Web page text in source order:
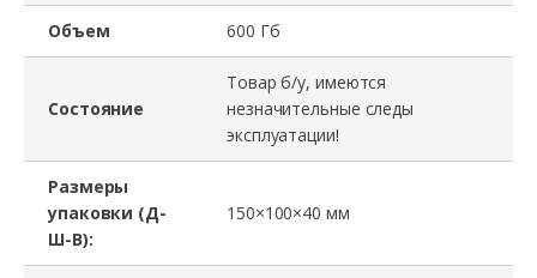
Объем 600 Гб
Состояние
Товар б/у, имеются
незначительные следы
эксплуатации!
Размеры
упаковки (Д-
Ш-В):
150×100×40 мм